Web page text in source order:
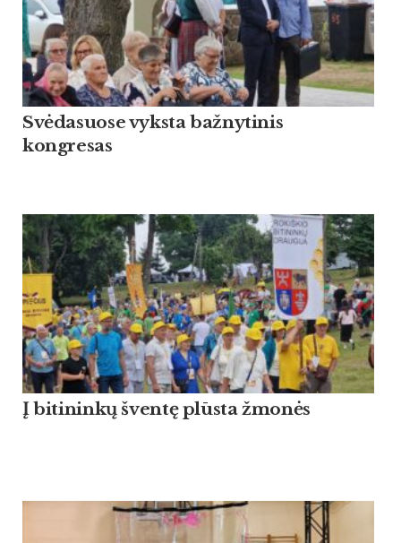
Svėdasuose vyksta bažnytinis
kongresas
Į bitininkų šventę plūsta žmonės